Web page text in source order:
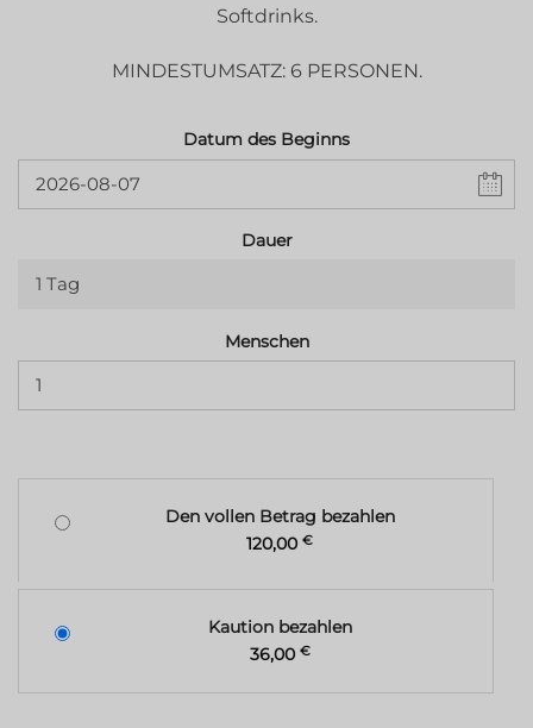
Softdrinks.
MINDESTUMSATZ: 6 PERSONEN.
Datum des Beginns
Dauer
1 Tag
Menschen
Den vollen Betrag bezahlen
120,00 €
Kaution bezahlen
36,00 €